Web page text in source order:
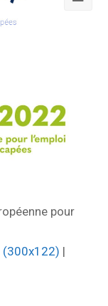
pour
(300x122) |